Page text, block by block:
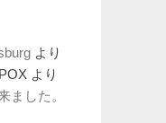
より
より
ました。